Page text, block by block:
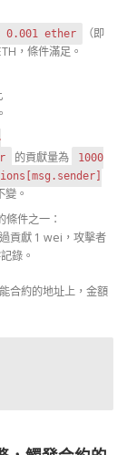
0.001 ether
（即
，條件滿足。
。
的貢獻量為
1000
變。
條件之一：
貢獻 1 wei，攻擊者
錄。
合約的地址上，金額